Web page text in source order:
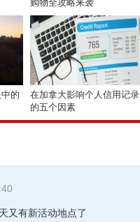
购物全攻略来袭
的
在加拿大影响个人信用记录
的五个因素
又有新活动地点了